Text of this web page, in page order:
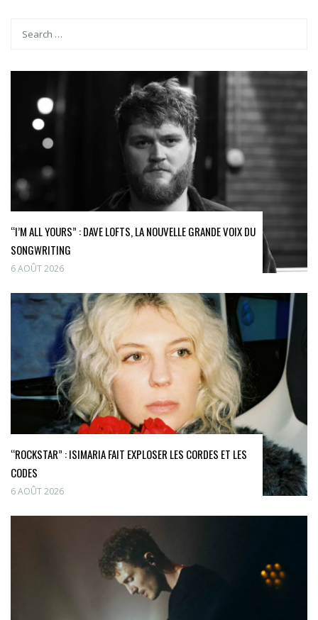
“I’M ALL YOURS” : DAVE LOFTS, LA NOUVELLE GRANDE VOIX DU
SONGWRITING
6 AOÛT 2026
“ROCKSTAR” : ISIMARIA FAIT EXPLOSER LES CORDES ET LES
CODES
6 AOÛT 2026